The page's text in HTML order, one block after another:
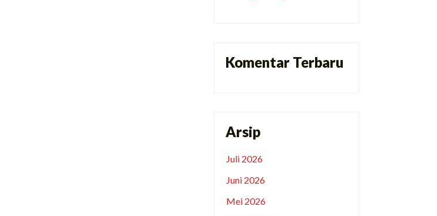
Komentar Terbaru
Arsip
Juli 2026
Juni 2026
Mei 2026